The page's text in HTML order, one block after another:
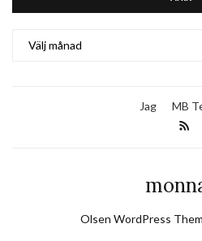
Jag MB
Olsen WordPress